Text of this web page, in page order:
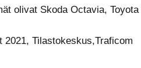
olivat Skoda Octavia,
Tilastokeskus,Traficom